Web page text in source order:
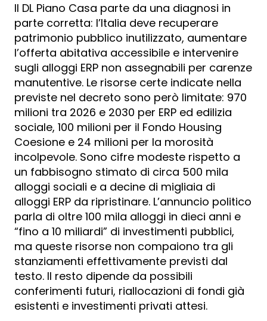
Il DL Piano Casa parte da una diagnosi in
parte corretta: l’Italia deve recuperare
patrimonio pubblico inutilizzato, aumentare
l’offerta abitativa accessibile e intervenire
sugli alloggi ERP non assegnabili per carenze
manutentive. Le risorse certe indicate nella
previste nel decreto sono però limitate: 970
milioni tra 2026 e 2030 per ERP ed edilizia
sociale, 100 milioni per il Fondo Housing
Coesione e 24 milioni per la morosità
incolpevole. Sono cifre modeste rispetto a
un fabbisogno stimato di circa 500 mila
alloggi sociali e a decine di migliaia di
alloggi ERP da ripristinare. L’annuncio politico
parla di oltre 100 mila alloggi in dieci anni e
“fino a 10 miliardi” di investimenti pubblici,
ma queste risorse non compaiono tra gli
stanziamenti effettivamente previsti dal
testo. Il resto dipende da possibili
conferimenti futuri, riallocazioni di fondi già
esistenti e investimenti privati attesi.